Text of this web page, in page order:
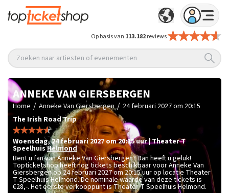
Op basis van 113.182reviews
Zoeken naar artiesten of evenementen
ANNEKE VAN GIERSBERGEN
Home / Anneke Van Giersbergen / 24 februari 2027 om 20:15
The Irish Road Trip
woensdag,24 februari 2027 om 20:15uur|Theater T
Speelhuis Helmond
Bent u fan van Anneke Van Giersbergen? Dan heeft u geluk!
Topticketshop heeft nog tickets beschikbaar voor Anneke Van
Giersbergen op 24 februari 2027 om 20:15 uur op locatie Theater
T Speelhuis Helmond. De nominale waarde van deze tickets is
€28,-. Het eerste verkooppunt is Theater T Speelhuis Helmond.